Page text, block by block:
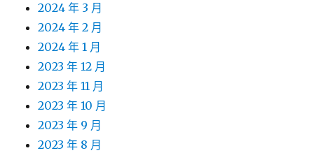
2024 年 3 月
2024 年 2 月
2024 年 1 月
2023 年 12 月
2023 年 11 月
2023 年 10 月
2023 年 9 月
2023 年 8 月